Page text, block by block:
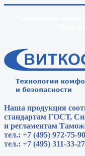
Наша продукция
стандартам ГОСТ,
и регламентам
тел.: +7 (495) 972-75-
тел.: +7 (495) 311-33-